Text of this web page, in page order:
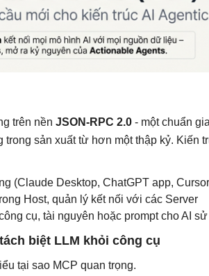
trên nền JSON-RPC 2.0 - một chuẩn
sản xuất từ hơn một thập kỷ. Kiến
(Claude Desktop, ChatGPT app,
Host, quản lý kết nối với các Server
cụ, tài nguyên hoặc prompt cho AI
biệt LLM khỏi công cụ
tại sao MCP quan trọng.